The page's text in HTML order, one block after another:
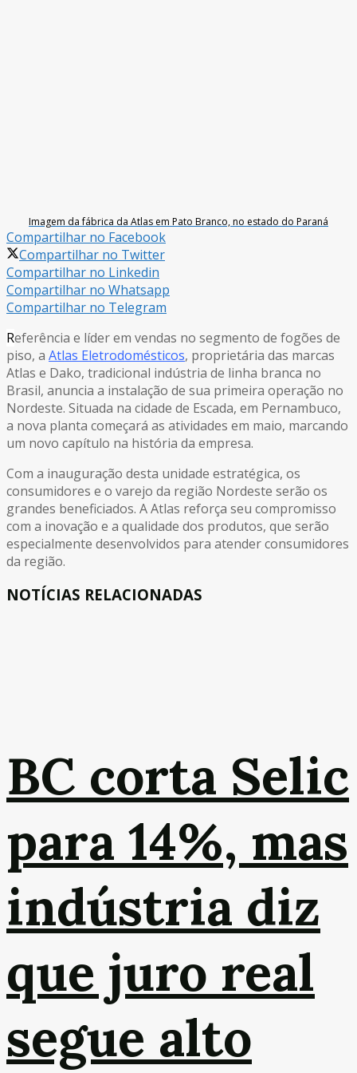
Imagem da fábrica da Atlas em Pato Branco, no estado do Paraná
Compartilhar no Facebook
Compartilhar no Twitter
Compartilhar no Linkedin
Compartilhar no Whatsapp
Compartilhar no Telegram
Referência e líder em vendas no segmento de fogões de
piso, a Atlas Eletrodomésticos, proprietária das marcas
Atlas e Dako, tradicional indústria de linha branca no
Brasil, anuncia a instalação de sua primeira operação no
Nordeste. Situada na cidade de Escada, em Pernambuco,
a nova planta começará as atividades em maio, marcando
um novo capítulo na história da empresa.
Com a inauguração desta unidade estratégica, os
consumidores e o varejo da região Nordeste serão os
grandes beneficiados. A Atlas reforça seu compromisso
com a inovação e a qualidade dos produtos, que serão
especialmente desenvolvidos para atender consumidores
da região.
NOTÍCIAS RELACIONADAS
BC corta Selic
para 14%, mas
indústria diz
que juro real
segue alto